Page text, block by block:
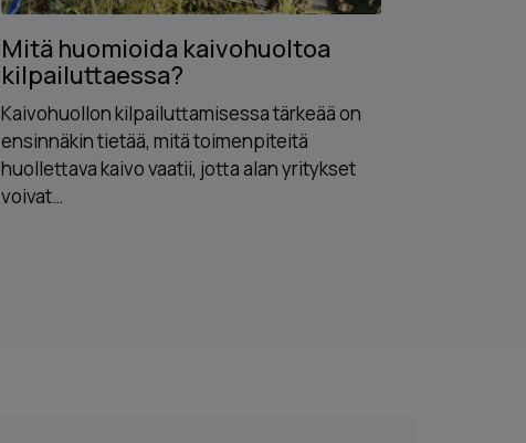
Mitä huomioida kaivohuoltoa
kilpailuttaessa?
Kaivohuollon kilpailuttamisessa tärkeää on
ensinnäkin tietää, mitä toimenpiteitä
huollettava kaivo vaatii, jotta alan yritykset
voivat…